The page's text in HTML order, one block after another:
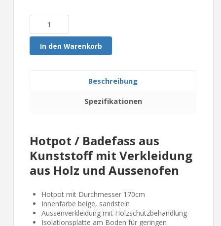
In den Warenkorb
Beschreibung
Spezifikationen
Hotpot / Badefass aus
Kunststoff mit Verkleidung
aus Holz und Aussenofen
Hotpot mit Durchmesser 170cm
Innenfarbe beige, sandstein
Aussenverkleidung mit Holzschutzbehandlung
Isolationsplatte am Boden für geringen